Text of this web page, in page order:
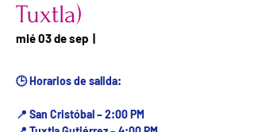
Tuxtla)
mié 03 de sep
  |
🕒 Horarios de salida:
📍 San Cristóbal – 2:00 PM